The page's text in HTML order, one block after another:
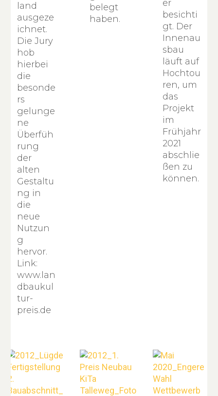
land
ausgeze
ichnet.
Die Jury
hob
hierbei
die
besonde
rs
gelunge
ne
Überfüh
rung
der
alten
Gestaltu
ng in
die
neue
Nutzun
g
hervor.
Link:
www.lan
dbaukul
tur-
preis.de
belegt
haben.
er
besichti
gt. Der
Innenau
sbau
läuft auf
Hochtou
ren, um
das
Projekt
im
Frühjahr
2021
abschlie
ßen zu
können.